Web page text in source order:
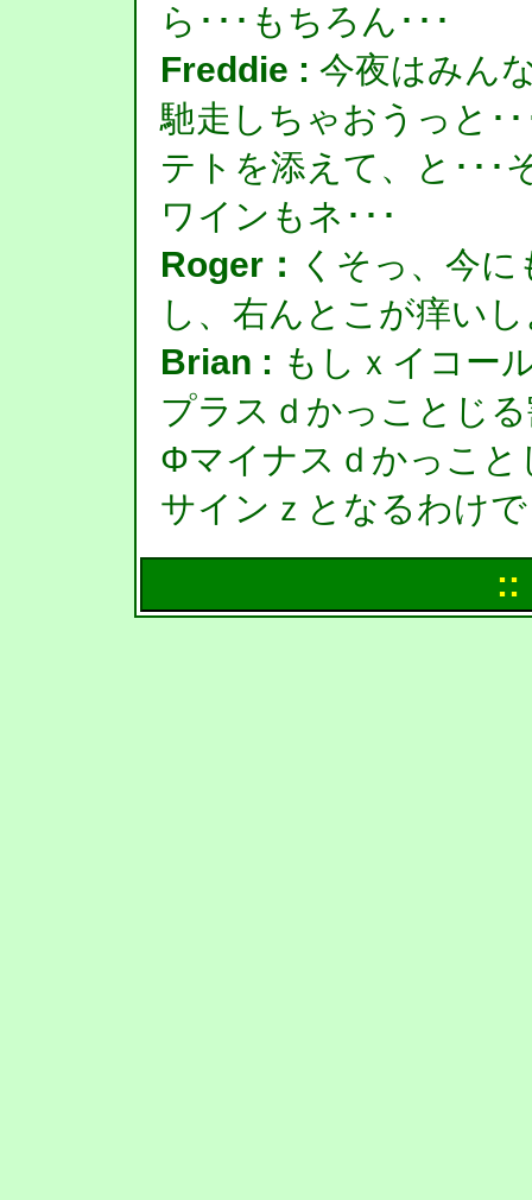
ら･･･もちろん･･･
Freddie : 今夜はみん
馳走しちゃおうっと･
テトを添えて、と･･･
ワインもネ･･･
Roger：
くそっ、今
し、右んとこが痒い
Brian : もしｘイコー
プラスｄかっことじ
Φマイナスｄかっこと
サインｚとなるわけで
::